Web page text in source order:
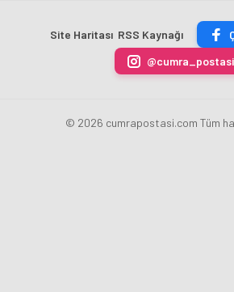
ÜRETİLECEK
Fatih
Karahan
oldu
Site Haritası RSS Kaynağı
@cumra_postasi
© 2026 cumrapostasi.com Tüm